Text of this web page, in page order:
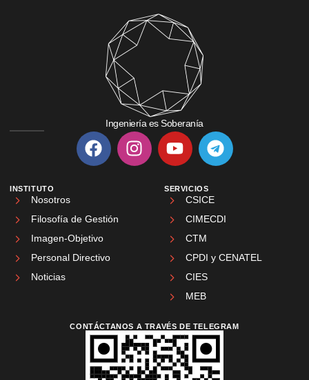
Ingeniería es Soberanía
INSTITUTO
Nosotros
Filosofía de Gestión
Imagen-Objetivo
Personal Directivo
Noticias
SERVICIOS
CSICE
CIMECDI
CTM
CPDI y CENATEL
CIES
MEB
CONTÁCTANOS A TRAVÉS DE TELEGRAM